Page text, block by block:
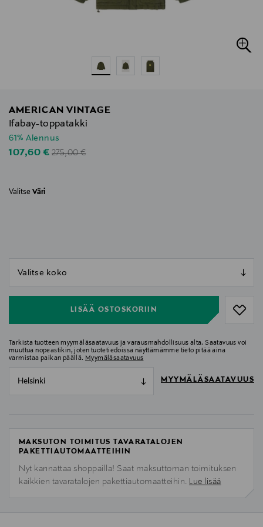
AMERICAN VINTAGE
Ifabay-toppatakki
61% Alennus
Discounted Price
107,60 €Original Price
275,00 €
Valitse Väri
LISÄÄ OSTOSKORIIN
Tarkista tuotteen myymäläsaatavuus ja varausmahdollisuus alta. Saatavuus voi
muuttua nopeastikin, joten tuotetiedoissa näyttämämme tieto pitää aina
varmistaa paikan päällä. Myymäläsaatavuus
Helsinki MYYMÄLÄSAATAVUUS
MAKSUTON TOIMITUS TAVARATALOJEN
PAKETTIAUTOMAATTEIHIN
Nyt kannattaa shoppailla! Saat maksuttoman toimituksen
kaikkien tavaratalojen pakettiautomaatteihin. Lue lisää